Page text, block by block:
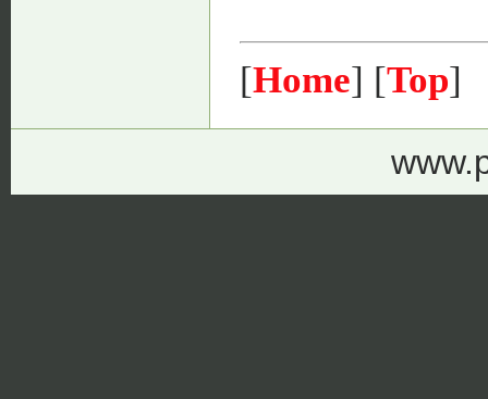
[Home] [Top]